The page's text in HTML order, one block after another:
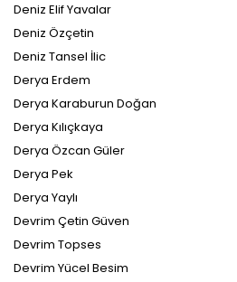
Deniz Elif Yavalar
Deniz Özçetin
Deniz Tansel İlic
Derya Erdem
Derya Karaburun Doğan
Derya Kılıçkaya
Derya Özcan Güler
Derya Pek
Derya Yaylı
Devrim Çetin Güven
Devrim Topses
Devrim Yücel Besim